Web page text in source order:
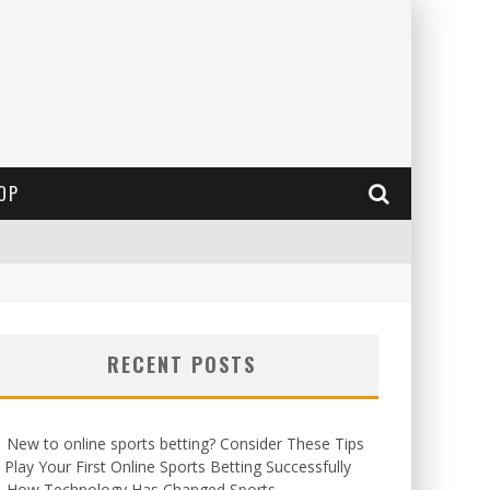
RECENT POSTS
New to online sports betting? Consider These Tips
Your First Online Sports Betting Successfully